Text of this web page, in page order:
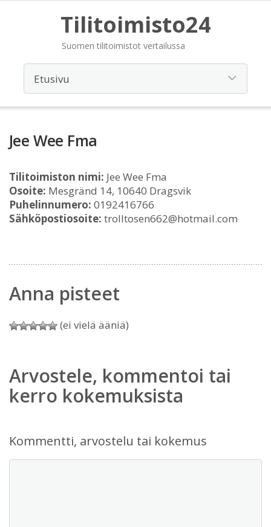
Tilitoimisto24
Suomen tilitoimistot vertailussa
Jee Wee Fma
Tilitoimiston nimi: Jee Wee Fma
Osoite: Mesgränd 14, 10640 Dragsvik
Puhelinnumero: 0192416766
Sähköpostiosoite: trolltosen662@hotmail.com
Anna pisteet
(ei vielä ääniä)
Arvostele, kommentoi tai
kerro kokemuksista
Kommentti, arvostelu tai kokemus